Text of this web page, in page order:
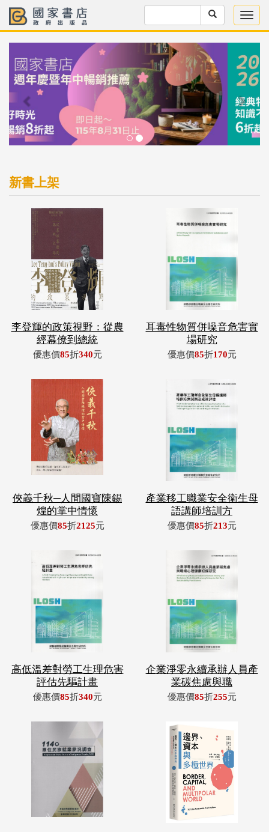
新書上架
李登輝的政策視野：從農
經幕僚到總統
優惠價85折340元
耳毒性物質併噪音危害實
場研究
優惠價85折170元
俠義千秋─人間國寶陳錫
煌的掌中情懷
優惠價85折2125元
產業移工職業安全衛生母
語講師培訓方
優惠價85折213元
高低溫差對勞工生理危害
評估先驅計畫
優惠價85折340元
企業淨零永續承辦人員產
業碳焦慮與職
優惠價85折255元